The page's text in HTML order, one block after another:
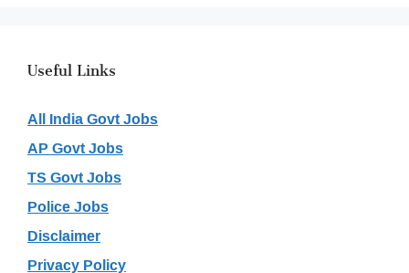
Useful Links
All India Govt Jobs
AP Govt Jobs
TS Govt Jobs
Police Jobs
Disclaimer
Privacy Policy